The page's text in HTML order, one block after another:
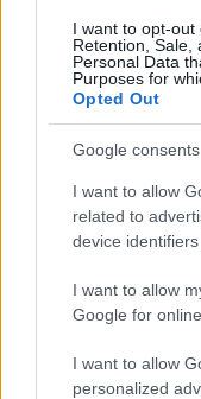
I want to opt-out
Retention, Sale,
Personal Data
Purposes for
Opted Out
Google consents
I want to allow
related to
device identifiers
I want to allow
Google for
I want to allow
personalized
Migliori siti
CALCIO